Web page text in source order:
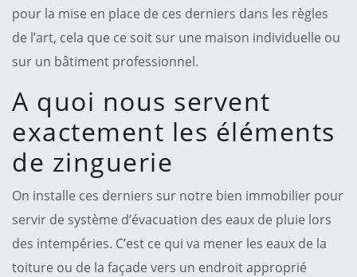
pour la mise en place de ces derniers dans les règles
de l’art, cela que ce soit sur une maison individuelle ou
sur un bâtiment professionnel.
A quoi nous servent
exactement les éléments
de zinguerie
On installe ces derniers sur notre bien immobilier pour
servir de système d’évacuation des eaux de pluie lors
des intempéries. C’est ce qui va mener les eaux de la
toiture ou de la façade vers un endroit approprié